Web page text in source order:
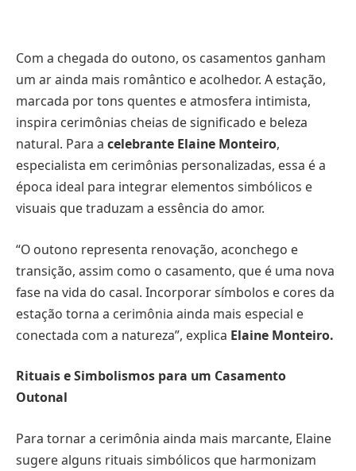
Com a chegada do outono, os casamentos ganham
um ar ainda mais romântico e acolhedor. A estação,
marcada por tons quentes e atmosfera intimista,
inspira cerimônias cheias de significado e beleza
natural. Para a celebrante Elaine Monteiro,
especialista em cerimônias personalizadas, essa é a
época ideal para integrar elementos simbólicos e
visuais que traduzam a essência do amor.
“O outono representa renovação, aconchego e
transição, assim como o casamento, que é uma nova
fase na vida do casal. Incorporar símbolos e cores da
estação torna a cerimônia ainda mais especial e
conectada com a natureza”, explica Elaine Monteiro.
Rituais e Simbolismos para um Casamento
Outonal
Para tornar a cerimônia ainda mais marcante, Elaine
sugere alguns rituais simbólicos que harmonizam